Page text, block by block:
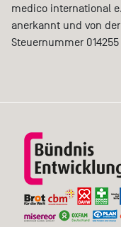
medico international
anerkannt und von
Steuernummer 014255